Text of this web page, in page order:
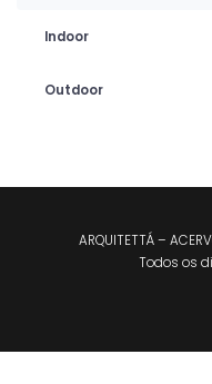
Indoor
Outdoor
ARQUITETTÁ –
Todos os